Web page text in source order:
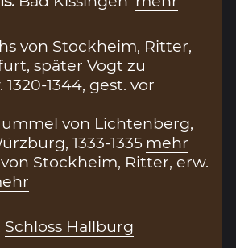
von Stockheim, Ritter,
später Vogt zu
1344, gest. vor
von Lichtenberg,
1333-1335 mehr
Stockheim, Ritter, erw.
Schloss Hallburg